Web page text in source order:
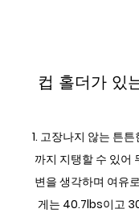
컵 홀더가 있
1. 고장나지 않는 튼
까지 지탱할 수 있어
변을 생각하며 여유
게는 40.7lbs이고